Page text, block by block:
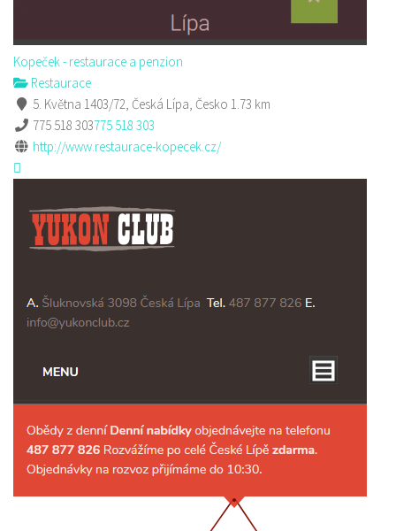
Kopeček - restaurace a penzion
Restaurace
5. Května 1403/72, Česká Lípa, Česko 1.73 km
775 518 303775 518 303
http://www.restaurace-kopecek.cz/